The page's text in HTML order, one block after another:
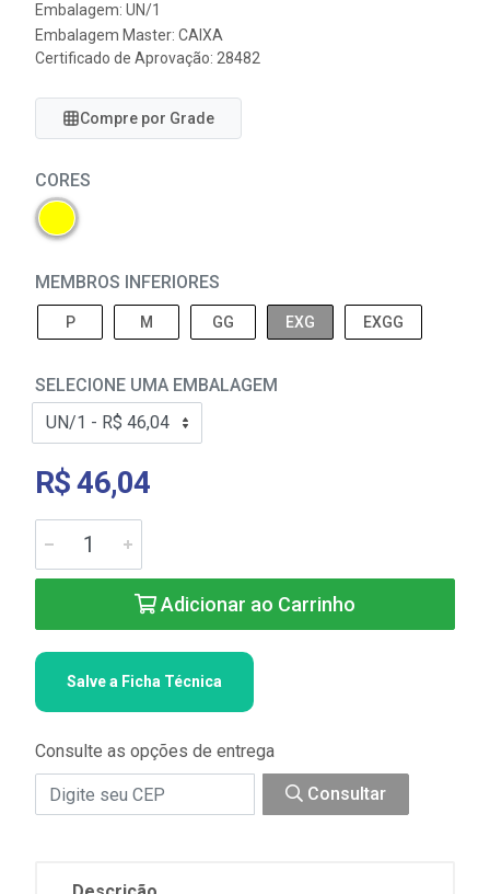
Embalagem: UN/1
Embalagem Master: CAIXA
Certificado de Aprovação: 28482
Compre por Grade
CORES
MEMBROS INFERIORES
P M GG EXG EXGG
SELECIONE UMA EMBALAGEM
R$ 46,04
Adicionar ao Carrinho
Salve a Ficha Técnica
Consulte as opções de entrega
Consultar